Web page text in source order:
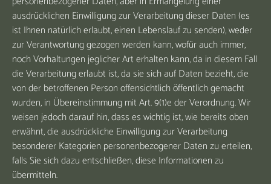
ausdrücklichen Einwilligung zur Verarbeitung dieser Daten (es
ist Ihnen natürlich erlaubt, einen Lebenslauf zu senden), weder
zur Verantwortung gezogen werden kann, wofür auch immer,
noch Vorhaltungen jeglicher Art erhalten kann, da in diesem Fall
die Verarbeitung erlaubt ist, da sie sich auf Daten bezieht, die
von der betroffenen Person offensichtlich öffentlich gemacht
wurden, in Übereinstimmung mit Art. 9(1)e der Verordnung. Wir
weisen jedoch darauf hin, dass es wichtig ist, wie bereits oben
erwähnt, die ausdrückliche Einwilligung zur Verarbeitung
besonderer Kategorien personenbezogener Daten zu erteilen,
falls Sie sich dazu entschließen, diese Informationen zu
übermitteln.